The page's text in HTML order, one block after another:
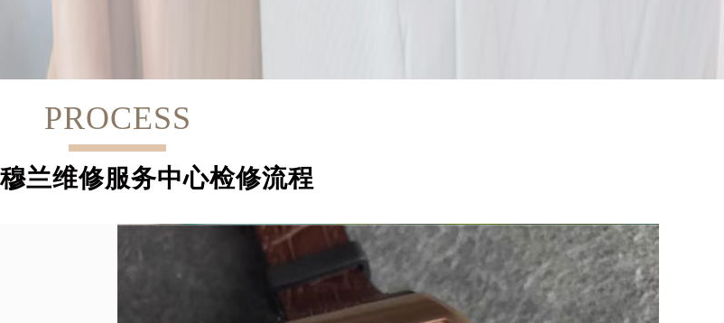
PROCESS
兰维修服务中心检修流程